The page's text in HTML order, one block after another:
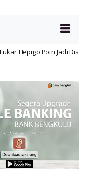
Hingga 30 Persen!